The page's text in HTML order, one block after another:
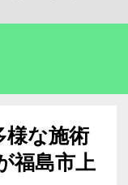
様な施術
福島市上